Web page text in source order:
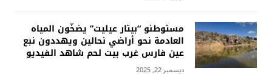
مستوطنو “بيتار عيليت” يضخّون المياه
العادمة نحو أراضي نحالين ويهددون نبع
عين فارس غرب بيت لحم شاهد الفيديو
ديسمبر 22, 2025